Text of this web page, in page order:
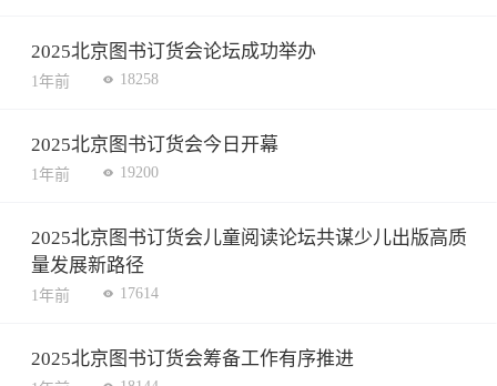
2025北京图书订货会论坛成功举办
1年前 18258
2025北京图书订货会今日开幕
1年前 19200
2025北京图书订货会儿童阅读论坛共谋少儿出版高质
量发展新路径
1年前 17614
2025北京图书订货会筹备工作有序推进